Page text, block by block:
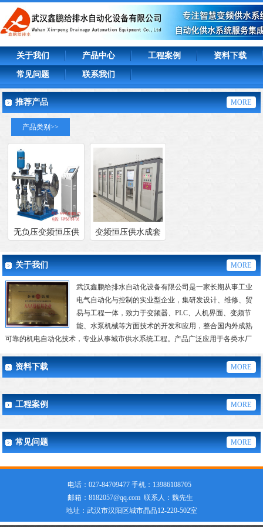
关于我们 产品中心 工程案例 资料下载
常见问题 联系我们
推荐产品 MORE
产品类别>>
无负压变频恒压供
变频恒压供水成套
关于我们 MORE
武汉鑫鹏给排水自动化设备有限公司是一家长期从事工业
电气自动化与控制的实业型企业，集研发设计、维修、贸
易与工程一体，致力于变频器、PLC、人机界面、变频节
能、水泵机械等方面技术的开发和应用，整合国内外成熟
可靠的机电自动化技术，专业从事城市供水系统工程。产品广泛应用于各类水厂
资料下载 MORE
工程案例 MORE
常见问题 MORE
电话：027-84709477 手机：13986108705
邮箱：8182057@qq.com 联系人：魏先生
地址：武汉市汉阳区城市晶品12-220-502室